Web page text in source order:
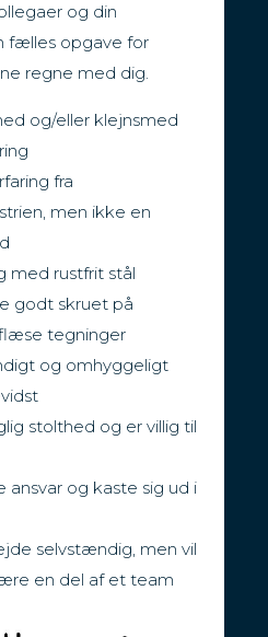
og din
fælles opgave for
regne med dig.
og/eller klejnsmed
fra
men ikke en
med rustfrit stål
godt skruet på
tegninger
og omhyggeligt
stolthed og er villig til
ansvar og kaste sig ud i
selvstændig, men vil
en del af et team